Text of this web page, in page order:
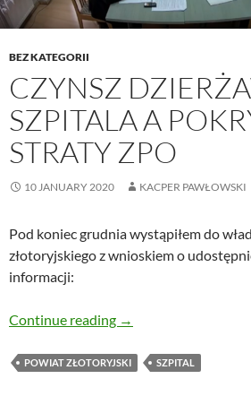
BEZ KATEGORII
CZYNSZ
SZPITALA A
STRATY ZPO
10 JANUARY 2020 KACPER PAWŁOWSKI
Pod koniec grudnia wystąpiłem do
złotoryjskiego z wnioskiem o
informacji:
Continue reading Czynsz dzierżawny
→
POWIAT ZŁOTORYJSKI SZPITAL